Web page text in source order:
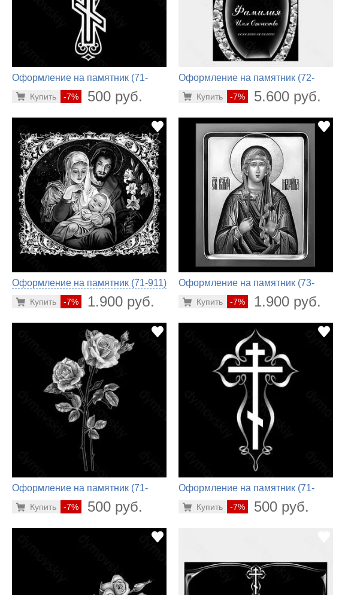
Оформление на памятник (71-
-7% 500 руб.
Купить
Оформление на памятник (72-
-7% 5.600 руб.
Купить
Оформление на памятник (71-911)
-7% 1.900 руб.
Купить
Оформление на памятник (73-
-7% 1.900 руб.
Купить
Оформление на памятник (71-
-7% 500 руб.
Купить
Оформление на памятник (71-
-7% 500 руб.
Купить